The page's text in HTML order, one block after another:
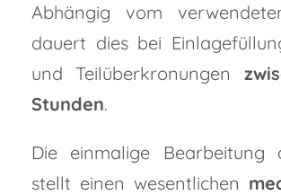
Abhängig vom
dauert dies bei
und Teilüberkronungen
Stunden.
Die einmalige Bearbeitung
stellt einen wesentlichen